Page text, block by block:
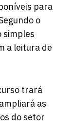
para
o
simples
a leitura de
trará
as
do setor